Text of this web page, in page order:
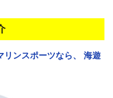
リンスポーツなら、
海遊